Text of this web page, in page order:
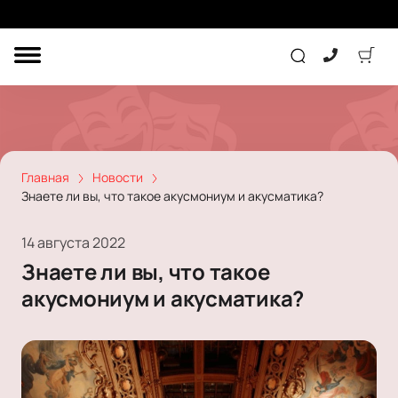
ДРУГОЕ
Другое
Экскурсия
Концерт
Оркестр
Джаз и блюз
Детский спектакль
Кукольный театр
Театр
Комедия
Дополнительно
Главная
Новости
Знаете ли вы, что такое акусмониум и акусматика?
14 августа 2022
Знаете ли вы, что такое
акусмониум и акусматика?